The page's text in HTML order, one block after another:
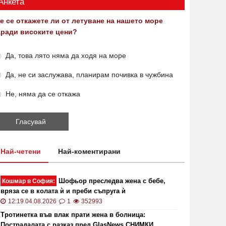
се откажете ли от летуване на нашето море
високите цени?
Да, това лято няма да ходя на море
Да, не си заслужава, планирам почивка в чужбина
Не, няма да се откажа
Най-четени Най-коментирани
Кошмар в София:
Шофьор преследва жена с бебе,
вряза се в колата ѝ и преби съпруга ѝ
12:19 04.08.2026 1 352993
Тротинетка във влак прати жена в болница: